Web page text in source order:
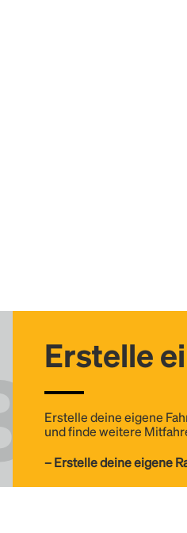
Erstelle
Erstelle deine eigene
und finde weitere
– Erstelle deine eigene